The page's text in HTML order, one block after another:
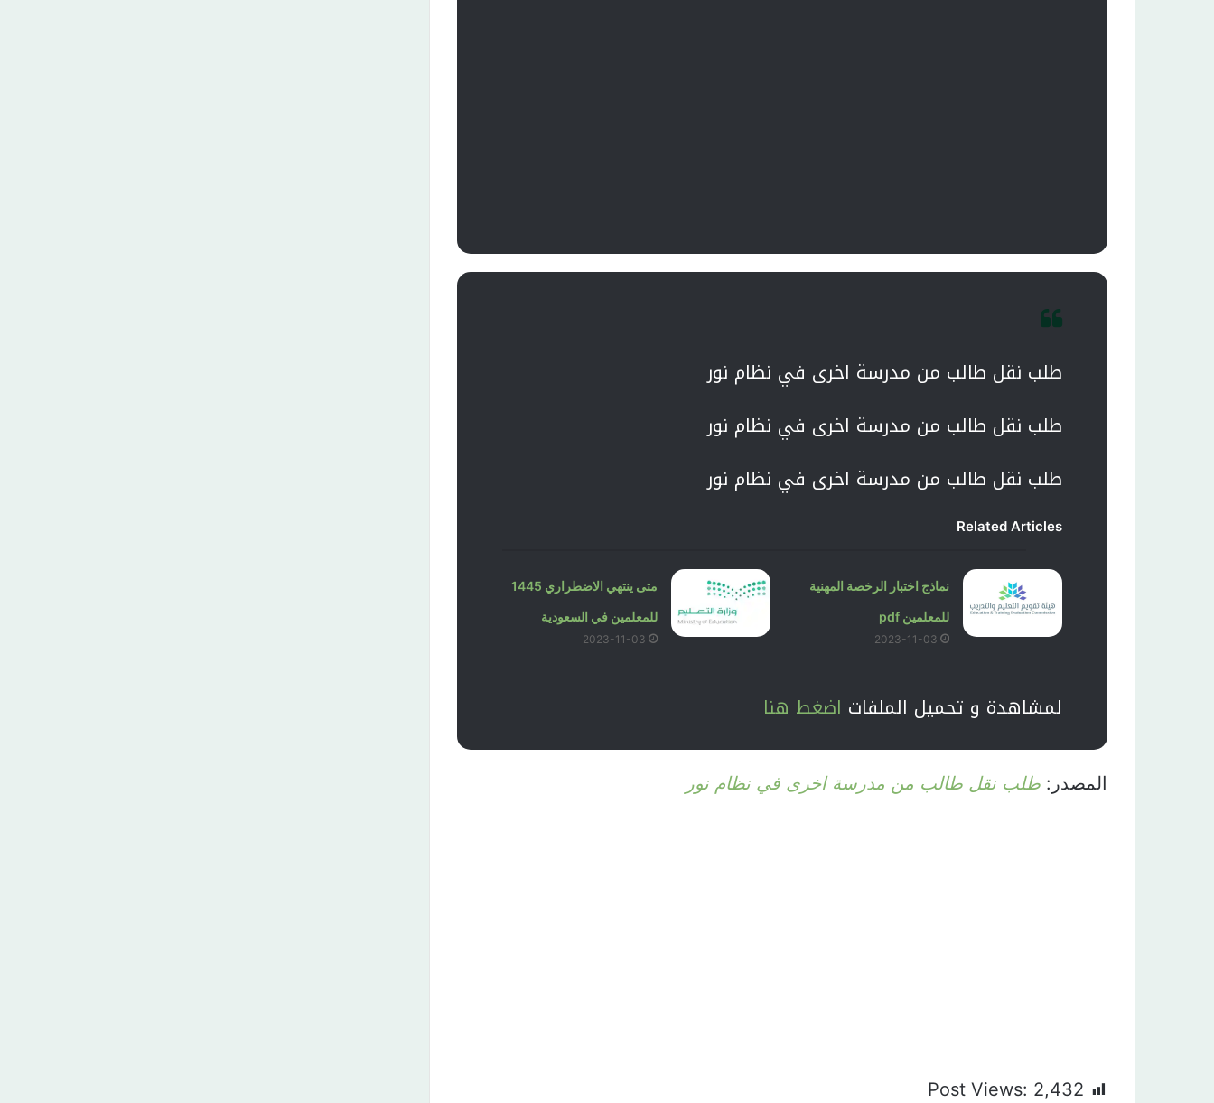
طلب نقل طالب من مدرسة اخرى في نظام نور
طلب نقل طالب من مدرسة اخرى في نظام نور
طلب نقل طالب من مدرسة اخرى في نظام نور
Related Articles
نماذج اختبار الرخصة المهنية
للمعلمين pdf
2023-11-03
متى ينتهي الاضطراري 1445
للمعلمين في السعودية
2023-11-03
لمشاهدة و تحميل الملفات اضغط هنا
المصدر: طلب نقل طالب من مدرسة اخرى في نظام نور
Post Views: 2,432